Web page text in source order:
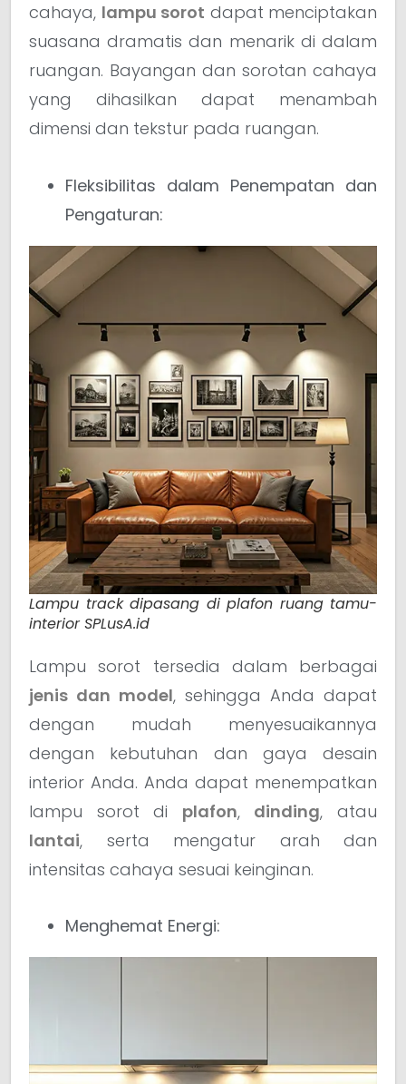
cahaya, lampu sorot dapat menciptakan
suasana dramatis dan menarik di dalam
ruangan. Bayangan dan sorotan cahaya
yang dihasilkan dapat menambah
dimensi dan tekstur pada ruangan.
Fleksibilitas dalam Penempatan dan
Pengaturan:
Lampu track dipasang di plafon ruang tamu-
interior SPLusA.id
Lampu sorot tersedia dalam berbagai
jenis dan model, sehingga Anda dapat
dengan mudah menyesuaikannya
dengan kebutuhan dan gaya desain
interior Anda. Anda dapat menempatkan
lampu sorot di plafon, dinding, atau
lantai, serta mengatur arah dan
intensitas cahaya sesuai keinginan.
Menghemat Energi: